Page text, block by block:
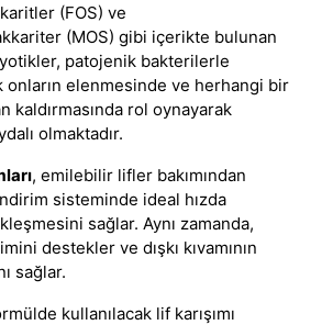
(FOS) ve
(MOS) gibi içerikte bulunan
patojenik bakterilerle
onların elenmesinde ve herhangi bir
kaldırmasında rol oynayarak
olmaktadır.
, emilebilir lifler bakımından
sisteminde ideal hızda
sağlar. Aynı zamanda,
destekler ve dışkı kıvamının
sağlar.
kullanılacak lif karışımı